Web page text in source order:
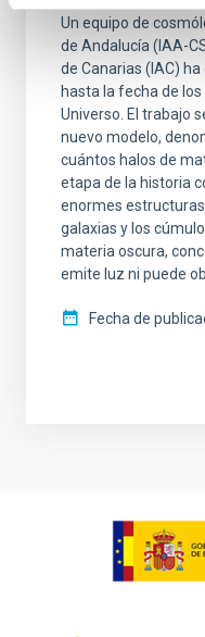
Un equipo de
de Andalucía (IAA-
de Canarias (IAC)
hasta la fecha de
Universo. El trabajo
nuevo modelo,
cuántos halos de
etapa de la historia
enormes
galaxias y los
materia oscura,
emite luz ni puede
Fecha de